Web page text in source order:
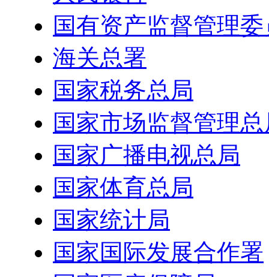
国有资产监督管理
海关总署
国家税务总局
国家市场监督管理
国家广播电视总局
国家体育总局
国家统计局
国家国际发展合作署